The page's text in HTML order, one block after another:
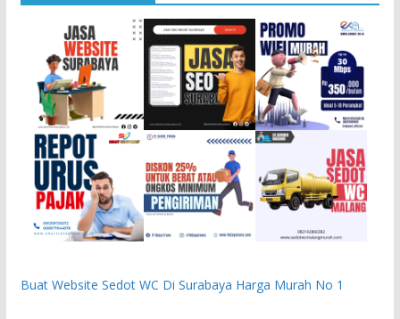
Buat Website Sedot WC Di Surabaya Harga Murah No 1